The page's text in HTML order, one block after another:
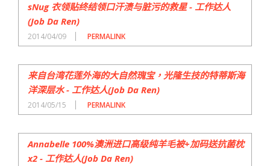
sNug 衣领贴终结领口汗渍与脏污的救星 - 工作达人
(Job Da Ren)
2014/04/09 PERMALINK
来自台湾花莲外海的大自然瑰宝，光隆生技的特蒂斯海
洋深层水 - 工作达人(Job Da Ren)
2014/05/15 PERMALINK
Annabelle 100%澳洲进口高级纯羊毛被+加码送抗菌枕
x2 - 工作达人(Job Da Ren)